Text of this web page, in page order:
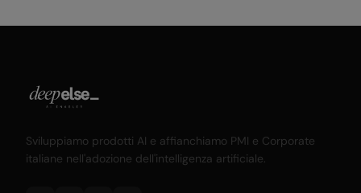
Sviluppiamo prodotti AI e affianchiamo PMI e Corporate
italiane nell'adozione dell'intelligenza artificiale.